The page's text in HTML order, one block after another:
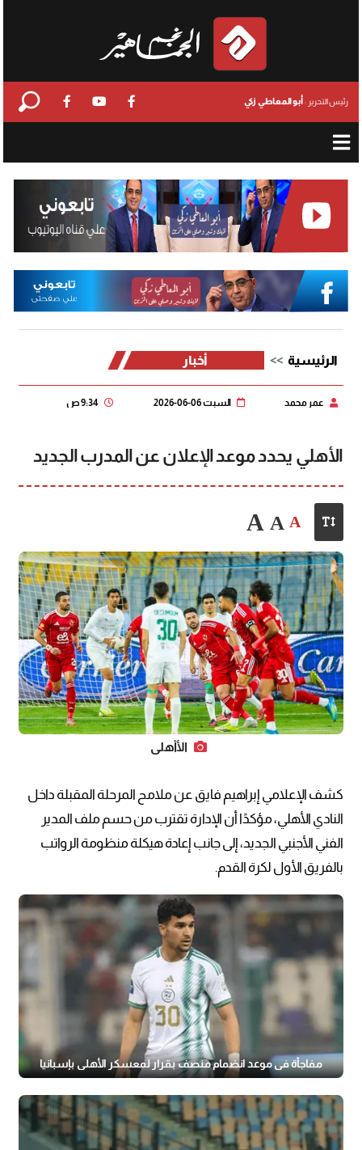
رئيس التحرير : أبو المعاطي زكي
الرئيسية أخبار
عمر محمد السبت 06-06-2026 9:34 ص
الأهلي يحدد موعد الإعلان عن المدرب الجديد
A
A
A
الأأهلي
كشف الإعلامي إبراهيم فايق عن ملامح المرحلة المقبلة داخل
النادي الأهلي، مؤكدًا أن الإدارة تقترب من حسم ملف المدير
الفني الأجنبي الجديد، إلى جانب إعادة هيكلة منظومة الرواتب
بالفريق الأول لكرة القدم.
مفاجأة في موعد انضمام منصف بقرار لمعسكر الأهلي بإسبانيا